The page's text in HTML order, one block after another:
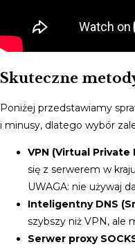
Skuteczne
Poniżej przedstawiamy
i minusy, dlatego wybór
VPN (Virtual Private
się z serwerem w
UWAGA: nie używaj
Inteligentny DNS
szybszy niż VPN, ale
Serwer proxy